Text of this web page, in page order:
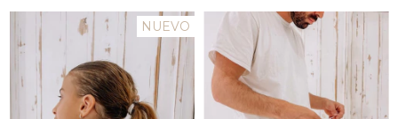
NUEVO